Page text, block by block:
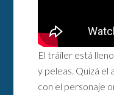
El tráiler está
y peleas. Quizá el
con el personaje